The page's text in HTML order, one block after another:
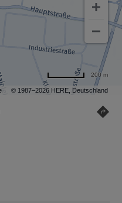
© 1987–2026 HERE, Deutschland
200 m